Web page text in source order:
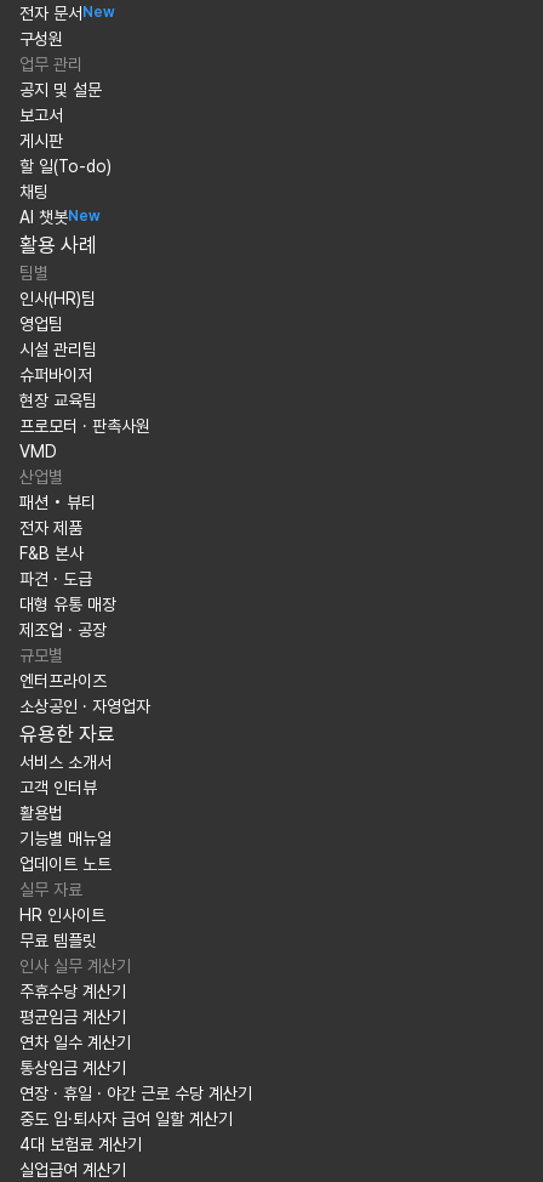
전자 문서 New
구성원
업무 관리
공지 및 설문
보고서
게시판
할 일(To-do)
채팅
AI 챗봇New
활용 사례
팀별
인사(HR)팀
영업팀
시설 관리팀
슈퍼바이저
현장 교육팀
프로모터 · 판촉사원
VMD
산업별
패션 • 뷰티
전자 제품
F&B 본사
파견 · 도급
대형 유통 매장
제조업 · 공장
규모별
엔터프라이즈
소상공인 · 자영업자
유용한 자료
서비스 소개서
고객 인터뷰
활용법
기능별 매뉴얼
업데이트 노트
실무 자료
HR 인사이트
무료 템플릿
인사 실무 계산기
주휴수당 계산기
평균임금 계산기
연차 일수 계산기
통상임금 계산기
연장 · 휴일 · 야간 근로 수당 계산기
중도 입·퇴사자 급여 일할 계산기
4대 보험료 계산기
실업급여 계산기